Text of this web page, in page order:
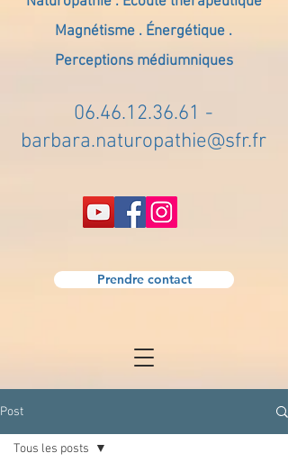
Magnétisme . Énergétique .
Perceptions médiumniques
06.46.12.36.61 -
barbara.naturopathie@sfr.fr
Prendre contact
Post
Tous les posts